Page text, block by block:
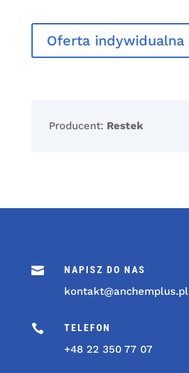
Oferta indywidualna
Producent: Restek
 NAPISZ DO NAS
kontakt@anchemplus.pl
 TELEFON
+48 22 350 77 07